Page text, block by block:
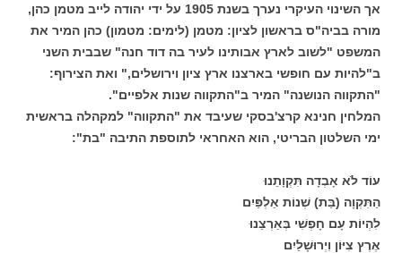
אך השינוי העיקרי נערך בשנת 1905 על ידי יהודה לייב מטמן כהן,
מורה בביה"ס בראשון לציון: מטמן (לימים: מטמון) כהן המיר את
המשפט "לשוב לארץ אבותינו לעיר בה דוד חנה" שבבית השני
ב"להיות עם חופשי בארצנו ארץ ציון וירושלים," ואת הצירוף:
"התקווה הנושנה" המיר ב"התקווה שנות אלפיים".
המלחין חנינא קרצ'בסקי שעיבד את "התקווה" למקהלה בראשית
ימי השלטון הבריטי, הוא האחראי לתוספת התיבה "בת":
עוֹד לֹא אָבְדָה תִּקְוָתֵנוּ
הַתִּקְוָה (בַּת) שְׁנוֹת אַלְפַּיִם
לִהְיוֹת עָם חָפְשִׁי בְּאַרְצֵנוּ
אֶרֶץ צִיּוֹן וִיְרוּשָׁלַיִם